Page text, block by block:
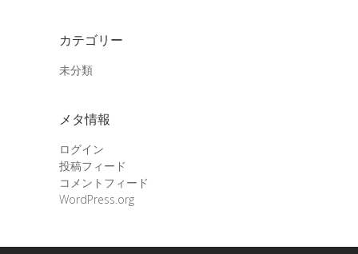
カテゴリー
未分類
メタ情報
ログイン
投稿フィード
コメントフィード
WordPress.org